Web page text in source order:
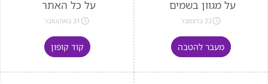
על מגוון בשמים
23 בדצמבר
מעבר להטבה
על כל האתר
31 באוקטובר
קוד קופון